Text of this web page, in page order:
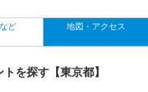
ど 地図・アクセス
を探す【東京都】